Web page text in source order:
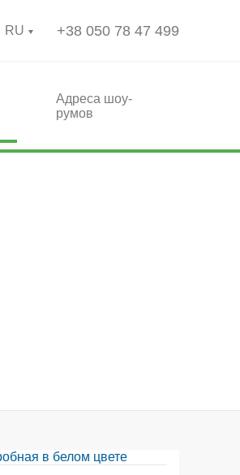
RU +38 050 78 47 499
Адреса шоу-
румов